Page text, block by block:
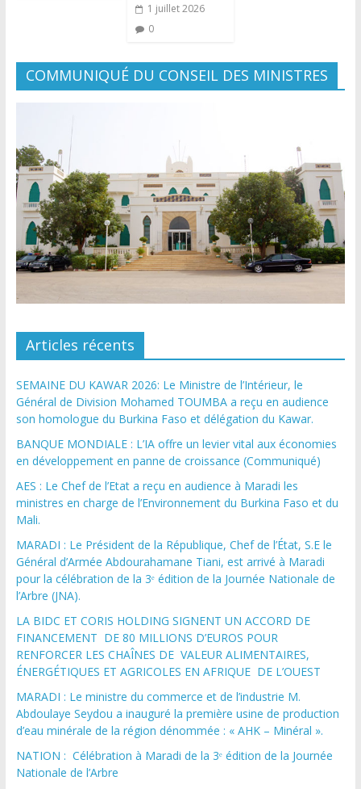
1 juillet 2026
0
COMMUNIQUÉ DU CONSEIL DES MINISTRES
Articles récents
SEMAINE DU KAWAR 2026: Le Ministre de l’Intérieur, le
Général de Division Mohamed TOUMBA a reçu en audience
son homologue du Burkina Faso et délégation du Kawar.
BANQUE MONDIALE : L’IA offre un levier vital aux économies
en développement en panne de croissance (Communiqué)
AES : Le Chef de l’Etat a reçu en audience à Maradi les
ministres en charge de l’Environnement du Burkina Faso et du
Mali.
MARADI : Le Président de la République, Chef de l’État, S.E le
Général d’Armée Abdourahamane Tiani, est arrivé à Maradi
pour la célébration de la 3ᵉ édition de la Journée Nationale de
l’Arbre (JNA).
LA BIDC ET CORIS HOLDING SIGNENT UN ACCORD DE
FINANCEMENT DE 80 MILLIONS D’EUROS POUR
RENFORCER LES CHAÎNES DE VALEUR ALIMENTAIRES,
ÉNERGÉTIQUES ET AGRICOLES EN AFRIQUE DE L’OUEST
MARADI : Le ministre du commerce et de l’industrie M.
Abdoulaye Seydou a inauguré la première usine de production
d’eau minérale de la région dénommée : « AHK – Minéral ».
NATION : Célébration à Maradi de la 3ᵉ édition de la Journée
Nationale de l’Arbre